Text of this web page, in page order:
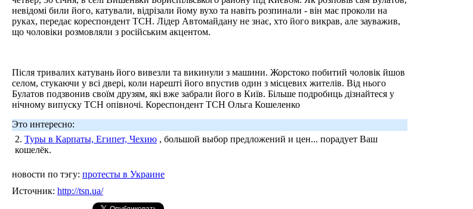
невідомі били його, катували, відрізали йому вухо та навіть розпинали - він має проколи на
руках, передає кореспондент ТСН. Лідер Автомайдану не знає, хто його викрав, але зауважив,
що чоловіки розмовляли з російським акцентом.
Після тривалих катувань його вивезли та викинули з машини. Жорстоко побитий чоловік йшов
селом, стукаючи у всі двері, коли нарешті його впустив один з місцевих жителів. Від нього
Булатов подзвонив своїм друзям, які вже забрали його в Київ. Більше подробиць дізнайтеся у
нічному випуску ТСН опівночі. Кореспондент ТСН Ольга Кошеленко
Это интересно:
2. Туры в Карпаты, Египет, Чехию , большой выбор предложений и цен... порадует Ваш
кошелёк.
новости по тэгу: протесты в Украине
Источник: http://tsn.ua/